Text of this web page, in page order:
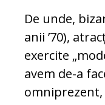
De unde,
anii ’70),
exercite
avem de-a
omniprezent,